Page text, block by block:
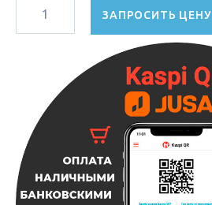
ЗАПРОСИТЬ ЦЕНУ